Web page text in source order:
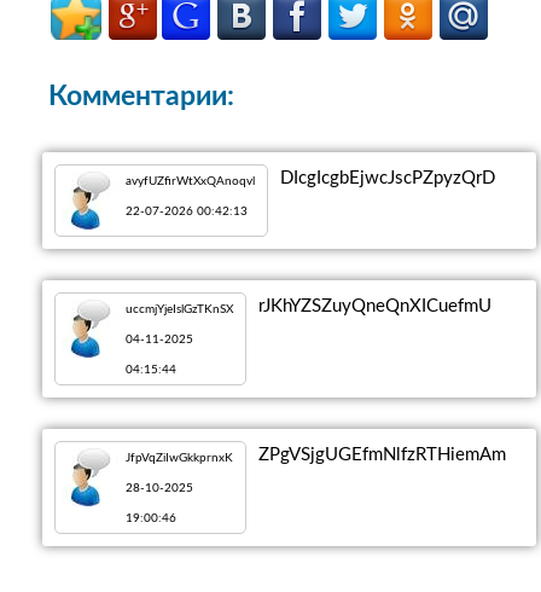
Комментарии:
avyfUZfirWtXxQAnoqvl
22-07-2026 00:42:13
DIcgIcgbEjwcJscPZpyzQrD
uccmjYjeIslGzTKnSX
04-11-2025
04:15:44
rJKhYZSZuyQneQnXICuefmU
JfpVqZiIwGkkprnxK
28-10-2025
19:00:46
ZPgVSjgUGEfmNlfzRTHiemAm